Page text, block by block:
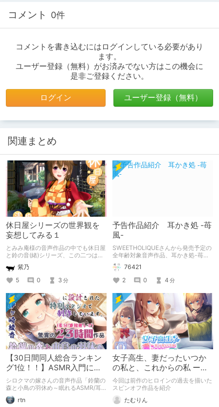
コメント 0件
コメントを書き込むにはログインしている必要があり
ます。
ユーザー登録（無料）がお済みでない方はこの機会に
是非ご登録ください。
ログイン ユーザー登録（無料）
関連まとめ
休日屋シリーズの世界観を
妄想してみる１
とみみ庵様の音声作品の中でも休日屋
と鈴の音(緒)シリーズ、この二つは特
は作品の中のセリフなどから休日屋を
中心としてこのシリーズの世界観を掘
り下げたいと思います。 注意:本記事
はとみみ庵様の休日屋シリーズ(後日
家含む)、鈴の音(緒)シリーズ及び癒し
の夜の全作品を購入済みという前提で
書かれていく記事です。よって盛大な
ネタバレ記事になります。
紫乃
5
0 3 分
予告作品紹介 耳かき処 -苺
風-
SWEETHOLIQUEさんから発売予定の
全年齢対象音声作品、耳かき処-苺風-
の紹介記事です。
76421
2
0 4 分
【30日間同人総合ランキン
グ1位！！】ASMR入門に最
適な最強コスパASMR紹介
シロクマの嫁さんの音声作品「鈴蘭の
森と小鳥の羽休め～眠れるASMR/耳
かき/安眠ラジオ/マッサージ～」を紹
介します。
rtn
女子高生、妻だったいつか
の私と、これからの私 ー松
崎静香ー
今回は前作のヒロインの過去を描いた
スピンオフ作品を紹介
たむりん